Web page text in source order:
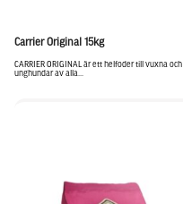
Carrier Original 15kg
CARRIER ORIGINAL är ett helfoder till vuxna och
unghundar av alla...